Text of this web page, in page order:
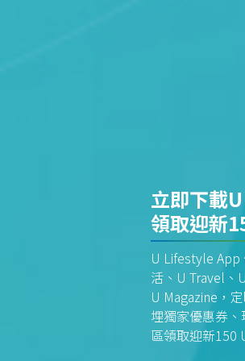
立即下載
領取迎新
U Lifestyle App
活、U Travel、
U Magazine，
埋獨家優惠券
區領取迎新150